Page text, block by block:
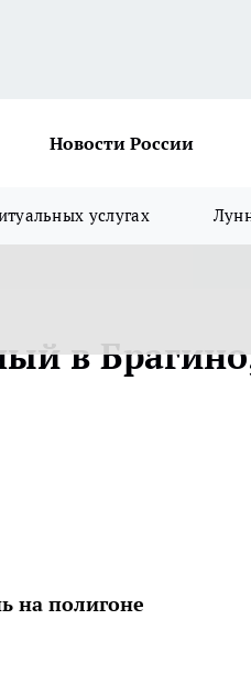
Новости России
услугах
в
на полигоне